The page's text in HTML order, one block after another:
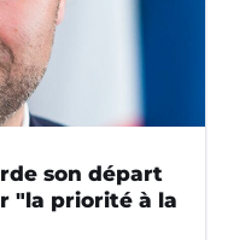
son départ
"la priorité à la